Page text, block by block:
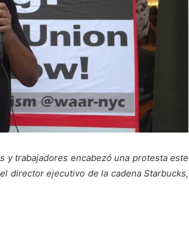
y trabajadores encabezó una protesta este
director ejecutivo de la cadena Starbucks,